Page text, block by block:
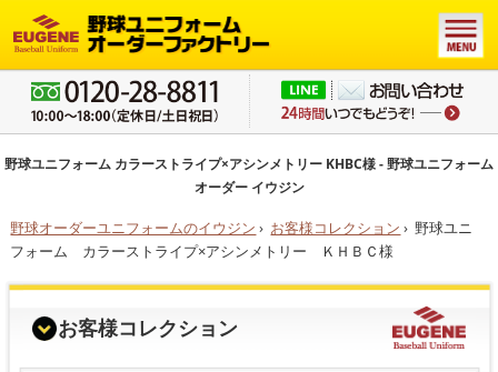
野球ユニフォーム カラーストライプ×アシンメトリー KHBC様 - 野球ユニフォーム
オーダー イウジン
野球オーダーユニフォームのイウジン › お客様コレクション › 野球ユニ
フォーム カラーストライプ×アシンメトリー ＫＨＢＣ様
お客様コレクション